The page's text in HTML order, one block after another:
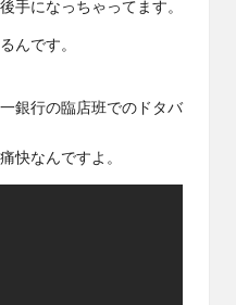
手になっちゃってます。
んです。
銀行の臨店班でのドタバ
快なんですよ。